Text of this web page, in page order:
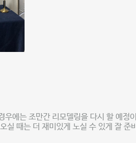
에는 조만간 리모델링을 다시 할 예정이
실 때는 더 재미있게 노실 수 있게 잘 준비